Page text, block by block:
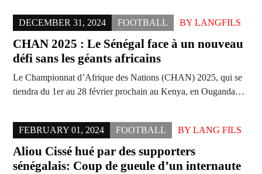
DECEMBER 31, 2024 FOOTBALL BY LANGFILS
CHAN 2025 : Le Sénégal face à un nouveau
défi sans les géants africains
Le Championnat d’Afrique des Nations (CHAN) 2025, qui se
tiendra du 1er au 28 février prochain au Kenya, en Ouganda…
FEBRUARY 01, 2024 FOOTBALL BY LANG FILS
Aliou Cissé hué par des supporters
sénégalais: Coup de gueule d’un internaute